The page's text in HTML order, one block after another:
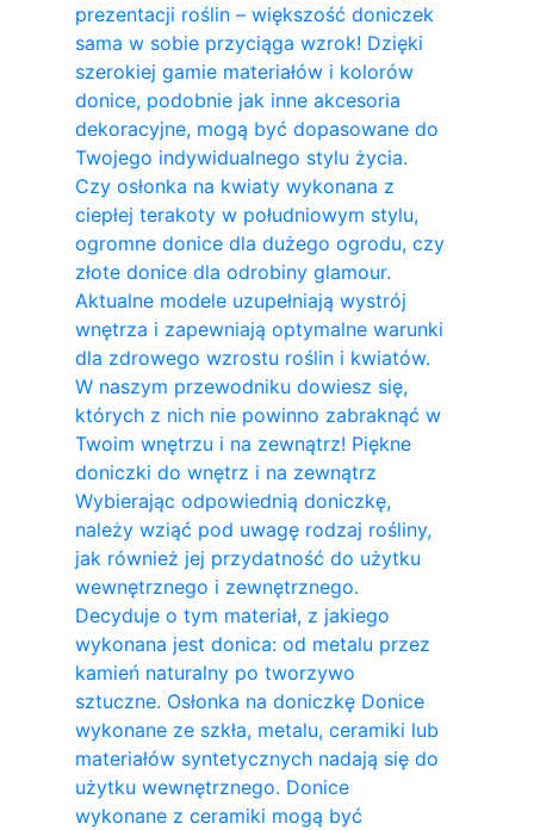
prezentacji roślin – większość doniczek
sama w sobie przyciąga wzrok! Dzięki
szerokiej gamie materiałów i kolorów
donice, podobnie jak inne akcesoria
dekoracyjne, mogą być dopasowane do
Twojego indywidualnego stylu życia.
Czy osłonka na kwiaty wykonana z
ciepłej terakoty w południowym stylu,
ogromne donice dla dużego ogrodu, czy
złote donice dla odrobiny glamour.
Aktualne modele uzupełniają wystrój
wnętrza i zapewniają optymalne warunki
dla zdrowego wzrostu roślin i kwiatów.
W naszym przewodniku dowiesz się,
których z nich nie powinno zabraknąć w
Twoim wnętrzu i na zewnątrz! Piękne
doniczki do wnętrz i na zewnątrz
Wybierając odpowiednią doniczkę,
należy wziąć pod uwagę rodzaj rośliny,
jak również jej przydatność do użytku
wewnętrznego i zewnętrznego.
Decyduje o tym materiał, z jakiego
wykonana jest donica: od metalu przez
kamień naturalny po tworzywo
sztuczne. Osłonka na doniczkę Donice
wykonane ze szkła, metalu, ceramiki lub
materiałów syntetycznych nadają się do
użytku wewnętrznego. Donice
wykonane z ceramiki mogą być